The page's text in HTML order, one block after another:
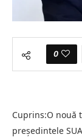
0
Cuprins:O nouă
președintele